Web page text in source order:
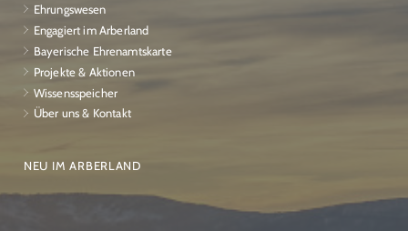
Ehrungswesen
Engagiert im Arberland
Bayerische Ehrenamtskarte
Projekte & Aktionen
Wissensspeicher
Über uns & Kontakt
NEU IM ARBERLAND